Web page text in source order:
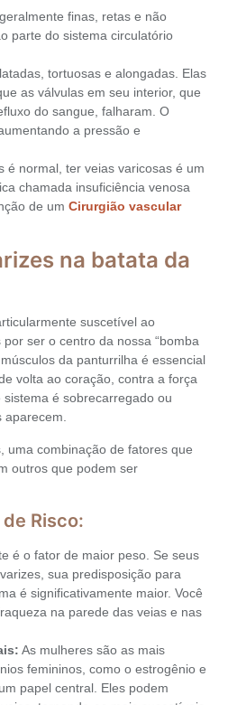
finas, retas e não
parte do sistema circulatório
tortuosas e alongadas. Elas
as válvulas em seu interior, que
do sangue, falharam. O
a pressão e
é normal, ter veias varicosas é um
chamada insuficiência venosa
de um Cirurgião vascular
na batata da
suscetível ao
ser o centro da nossa “bomba
da panturrilha é essencial
volta ao coração, contra a força
é sobrecarregado ou
aparecem.
uma combinação de fatores que
outros que podem ser
Risco:
é o fator de maior peso. Se seus
sua predisposição para
é significativamente maior. Você
na parede das veias e nas
As mulheres são as mais
femininos, como o estrogênio e
papel central. Eles podem